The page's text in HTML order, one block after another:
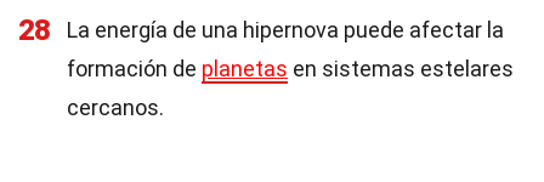
28
La energía de una hipernova puede afectar la
formación de planetas en sistemas estelares
cercanos.